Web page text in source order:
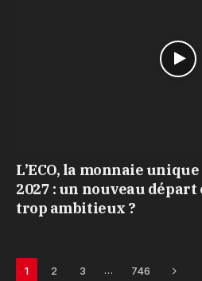
L’ECO, la monnaie unique
2027 : un nouveau
trop ambitieux ?
1 2 3 … 746 Next